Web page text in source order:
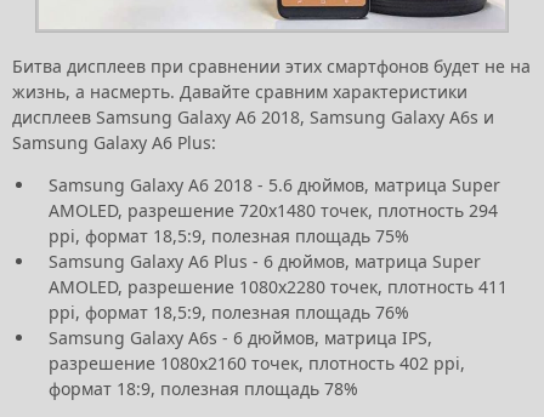
Битва дисплеев при сравнении этих смартфонов будет не на
жизнь, а насмерть. Давайте сравним характеристики
дисплеев Samsung Galaxy A6 2018, Samsung Galaxy A6s и
Samsung Galaxy A6 Plus:
Samsung Galaxy A6 2018 - 5.6 дюймов, матрица Super
AMOLED, разрешение 720х1480 точек, плотность 294
ppi, формат 18,5:9, полезная площадь 75%
Samsung Galaxy A6 Plus - 6 дюймов, матрица Super
AMOLED, разрешение 1080х2280 точек, плотность 411
ppi, формат 18,5:9, полезная площадь 76%
Samsung Galaxy A6s - 6 дюймов, матрица IPS,
разрешение 1080х2160 точек, плотность 402 ppi,
формат 18:9, полезная площадь 78%